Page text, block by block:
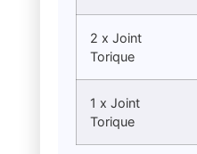
2 x Joint
Torique
1 x Joint
Torique